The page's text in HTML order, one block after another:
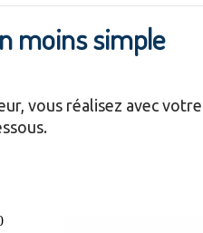
moins simple
vous réalisez avec